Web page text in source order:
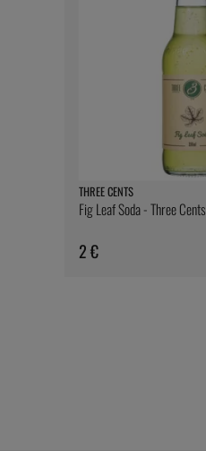
THREE CENTS
Fig Leaf Soda - Three Cents
2 €